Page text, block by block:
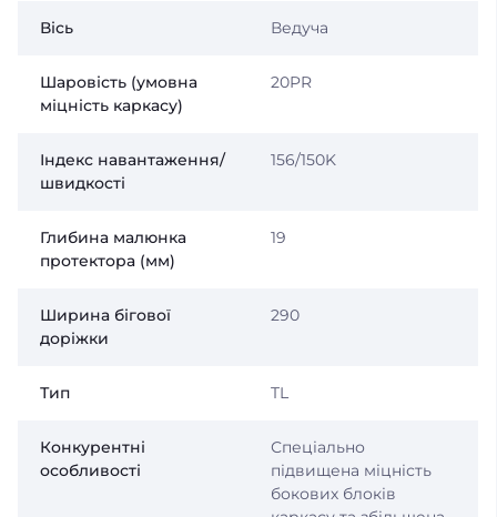
Вісь Ведуча
Шаровість (умовна
міцність каркасу)
20PR
Індекс навантаження/
швидкості
156/150K
Глибина малюнка
протектора (мм)
19
Ширина бігової
доріжки
290
Тип TL
Конкурентні
особливості
Спеціально
підвищена міцність
бокових блоків